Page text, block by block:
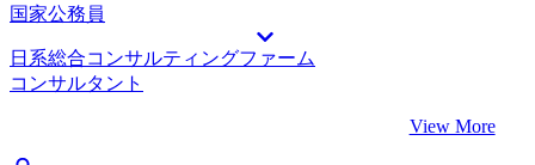
国家公務員
日系総合コンサルティングファーム
コンサルタント
View More